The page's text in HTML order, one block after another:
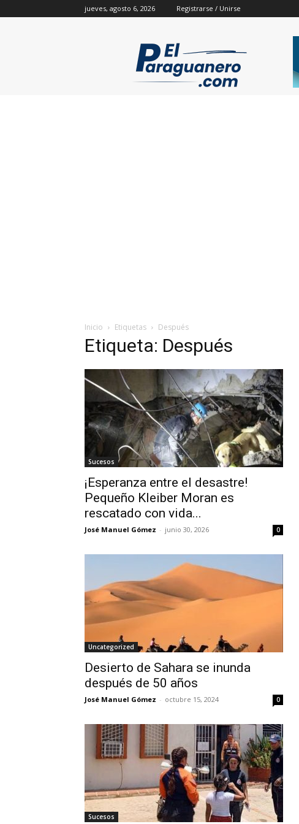
jueves, agosto 6, 2026 Registrarse / Unirse
Inicio Etiquetas Después
Etiqueta: Después
Sucesos
¡Esperanza entre el desastre!
Pequeño Kleiber Moran es
rescatado con vida...
José Manuel Gómez - junio 30, 2026 0
Uncategorized
Desierto de Sahara se inunda
después de 50 años
José Manuel Gómez - octubre 15, 2024 0
Sucesos